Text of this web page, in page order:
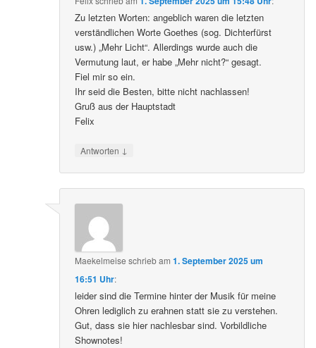
Zu letzten Worten: angeblich waren die letzten
verständlichen Worte Goethes (sog. Dichterfürst
usw.) „Mehr Licht“. Allerdings wurde auch die
Vermutung laut, er habe „Mehr nicht?“ gesagt.
Fiel mir so ein.
Ihr seid die Besten, bitte nicht nachlassen!
Gruß aus der Hauptstadt
Felix
Antworten ↓
Maekelmeise schriebam1. September 2025 um
16:51 Uhr:
leider sind die Termine hinter der Musik für meine
Ohren lediglich zu erahnen statt sie zu verstehen.
Gut, dass sie hier nachlesbar sind. Vorbildliche
Shownotes!